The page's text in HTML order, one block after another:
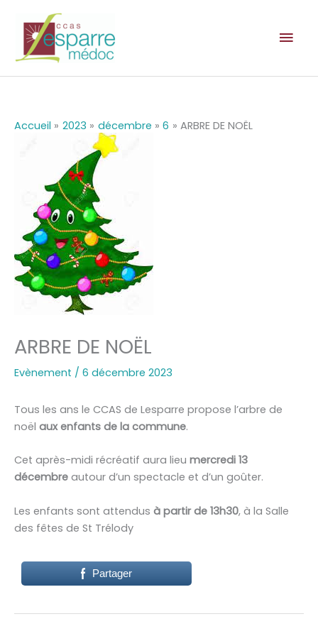
contenu
Accueil 2023 décembre 6 ARBRE DE NOËL
ARBRE DE NOËL
Evènement / 6 décembre 2023
Tous les ans le CCAS de Lesparre propose l’arbre de
noël aux enfants de la commune.
Cet après-midi récréatif aura lieu mercredi 13
décembre autour d’un spectacle et d’un goûter.
Les enfants sont attendus à partir de 13h30, à la Salle
des fêtes de St Trélody
Partager